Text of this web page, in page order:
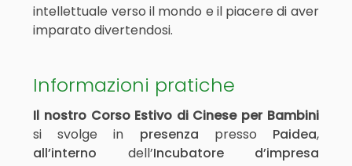
intellettuale verso il mondo e il piacere di aver
imparato divertendosi.
Informazioni pratiche
Il nostro Corso Estivo di Cinese per Bambini
si svolge in presenza presso Paidea,
all’interno dell’Incubatore d’impresa